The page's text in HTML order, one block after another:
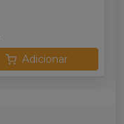
Adicionar